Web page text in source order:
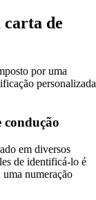
de
por uma
personalizada
em diversos
de identificá-lo é
uma numeração